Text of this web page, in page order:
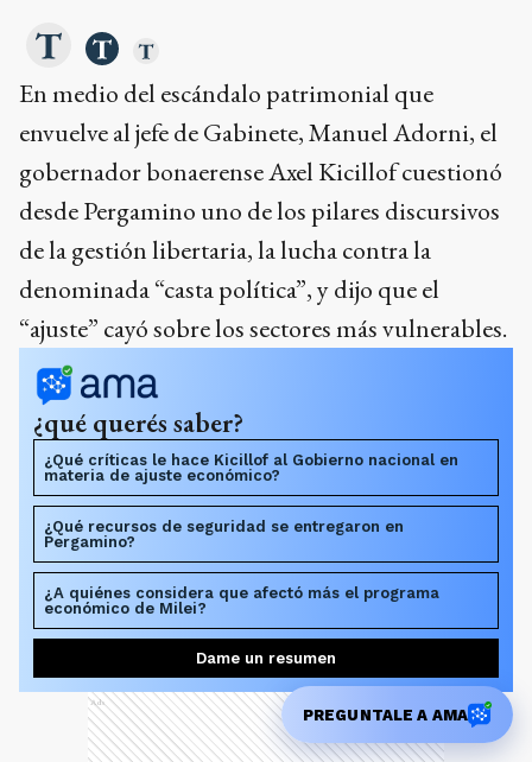
En medio del escándalo patrimonial que
envuelve al jefe de Gabinete, Manuel Adorni, el
gobernador bonaerense Axel Kicillof cuestionó
desde Pergamino uno de los pilares discursivos
de la gestión libertaria, la lucha contra la
denominada “casta política”, y dijo que el
“ajuste” cayó sobre los sectores más vulnerables.
¿qué querés saber?
¿Qué críticas le hace Kicillof al Gobierno nacional en
materia de ajuste económico?
¿Qué recursos de seguridad se entregaron en
Pergamino?
¿A quiénes considera que afectó más el programa
económico de Milei?
Dame un resumen
Ads
PREGUNTALE A AMA